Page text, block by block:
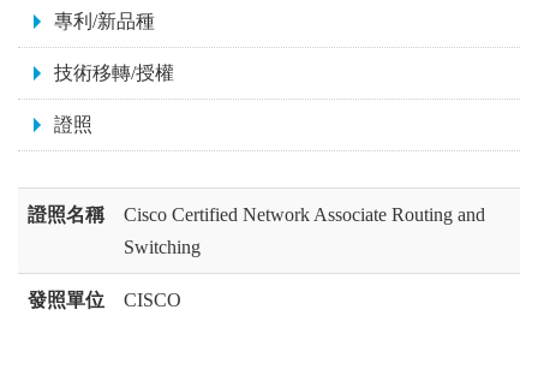
專利/新品種
技術移轉/授權
證照
證照名稱
Cisco Certified Network Associate Routing and
Switching
發照單位 CISCO